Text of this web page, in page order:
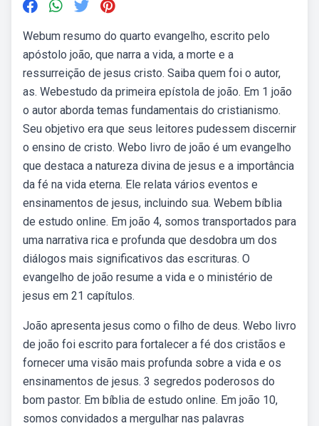
Webum resumo do quarto evangelho, escrito pelo
apóstolo joão, que narra a vida, a morte e a
ressurreição de jesus cristo. Saiba quem foi o autor,
as. Webestudo da primeira epístola de joão. Em 1 joão
o autor aborda temas fundamentais do cristianismo.
Seu objetivo era que seus leitores pudessem discernir
o ensino de cristo. Webo livro de joão é um evangelho
que destaca a natureza divina de jesus e a importância
da fé na vida eterna. Ele relata vários eventos e
ensinamentos de jesus, incluindo sua. Webem bíblia
de estudo online. Em joão 4, somos transportados para
uma narrativa rica e profunda que desdobra um dos
diálogos mais significativos das escrituras. O
evangelho de joão resume a vida e o ministério de
jesus em 21 capítulos.
João apresenta jesus como o filho de deus. Webo livro
de joão foi escrito para fortalecer a fé dos cristãos e
fornecer uma visão mais profunda sobre a vida e os
ensinamentos de jesus. 3 segredos poderosos do
bom pastor. Em bíblia de estudo online. Em joão 10,
somos convidados a mergulhar nas palavras